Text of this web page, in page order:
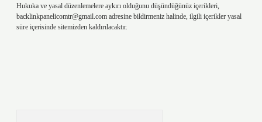
Hukuka ve yasal düzenlemelere aykırı olduğunu düşündüğünüz içerikleri,
backlinkpanelicomtr@gmail.com adresine bildirmeniz halinde, ilgili içerikler yasal
süre içerisinde sitemizden kaldırılacaktır.